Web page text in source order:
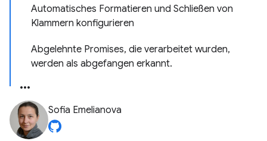
Automatisches Formatieren und Schließen von
Klammern konfigurieren
Abgelehnte Promises, die verarbeitet wurden,
werden als abgefangen erkannt.
Sofia Emelianova